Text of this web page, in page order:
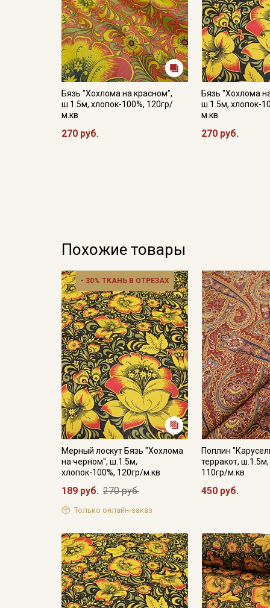
Бязь "Хохлома на красном",
ш.1.5м, хлопок-100%, 120гр/
м.кв
270 руб.
Бязь "Хохлома
ш.1.5м, хлопок-
м.кв
270 руб.
Похожие товары
- 30% ТКАНЬ В ОТРЕЗАХ
Мерный лоскут Бязь "Хохлома
на черном", ш.1.5м,
хлопок-100%, 120гр/м.кв
189 руб. 270 руб.
Только онлайн-заказ
Поплин
терракот,
110гр/м.кв
450 руб.